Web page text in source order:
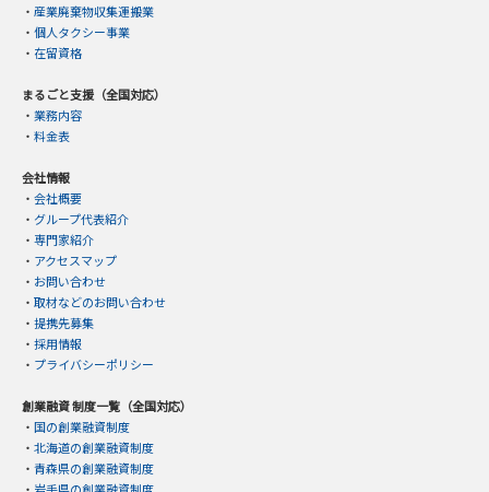
・ 産業廃棄物収集運搬業
・ 個人タクシー事業
・ 在留資格
まるごと支援（全国対応）
・ 業務内容
・ 料金表
会社情報
・ 会社概要
・ グループ代表紹介
・ 専門家紹介
・ アクセスマップ
・ お問い合わせ
・ 取材などのお問い合わせ
・ 提携先募集
・ 採用情報
・ プライバシーポリシー
創業融資 制度一覧（全国対応）
・ 国の創業融資制度
・ 北海道の創業融資制度
・ 青森県の創業融資制度
・ 岩手県の創業融資制度